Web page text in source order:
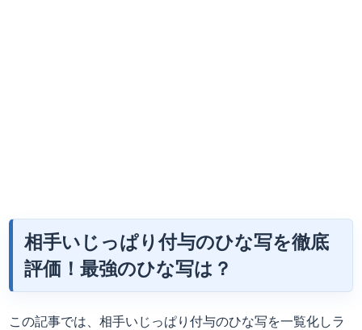
相手いじっぱり付与のひな写を徹底
評価！最強のひな写は？
この記事では、相手いじっぱり付与のひな写を一覧化しラ